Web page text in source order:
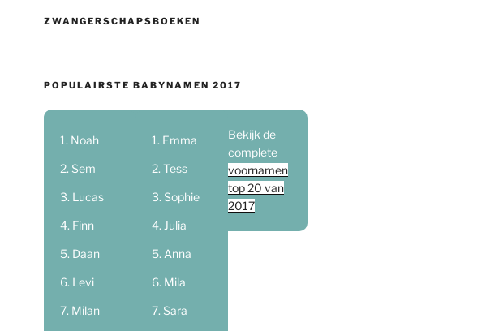
ZWANGERSCHAPSBOEKEN
POPULAIRSTE BABYNAMEN 2017
Noah
Sem
Lucas
Finn
Daan
Levi
Milan
Emma
Tess
Sophie
Julia
Anna
Mila
Sara
Bekijk de
complete
voornamen
top 20 van
2017